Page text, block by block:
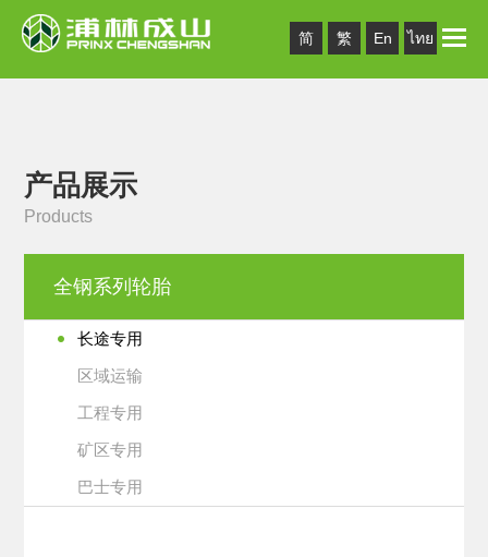
简 繁 En ไทย Toggle
产品展示
Products
全钢系列轮胎
长途专用
区域运输
工程专用
矿区专用
巴士专用